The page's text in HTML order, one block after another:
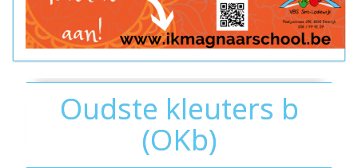
Oudste kleuters b
(OKb)